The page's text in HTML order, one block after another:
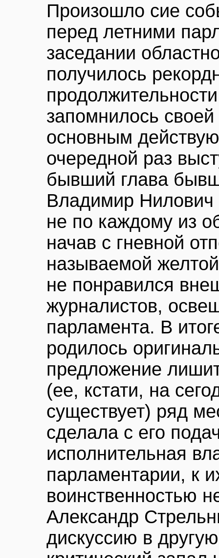
Произошло сие
перед летними
заседании
получилось
запомнилось
основным
очередной раз
бывший глава
Владимир Нилович
не по каждому из
начав с гневной
называемой
не понравился
журналистов,
парламента. В
родилось
предложение
(ее, кстати, на
существует) ряд
сделала с его
исполнительная
парламентарии, к
воинственностью
Александр
дискуссию в